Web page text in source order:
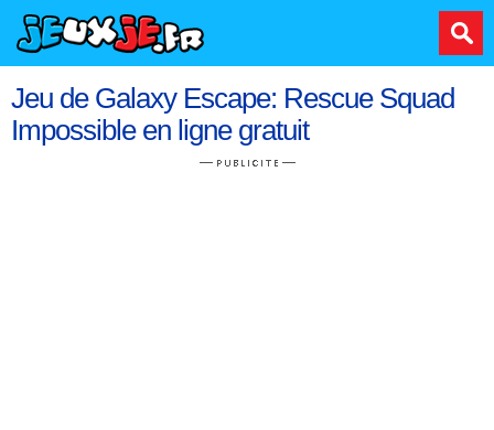
Jeu de Galaxy Escape: Rescue Squad
Impossible en ligne gratuit